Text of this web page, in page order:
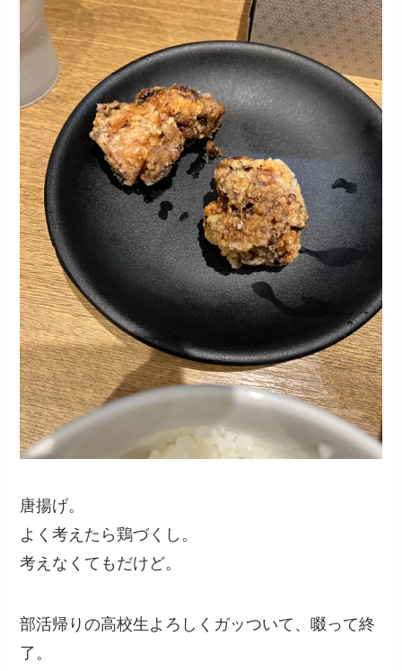
唐揚げ。
よく考えたら鶏づくし。
考えなくてもだけど。
部活帰りの高校生よろしくガッついて、啜って終
了。